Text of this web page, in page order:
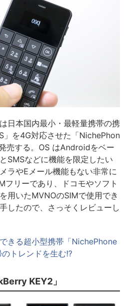
日本国内最小・最軽量携帯の携
」を4G対応させた「NichePhon
売する。OS はAndroidをベー
SMSなどに機能を限定したい
ラやEメール機能もない非常に
フリーであり、ドコモやソフト
用いたMVNOのSIMで使用でき
したので、さっそくレビューし
きる超小型携帯「NichePhone
トレンドを生む!?
KEY2」